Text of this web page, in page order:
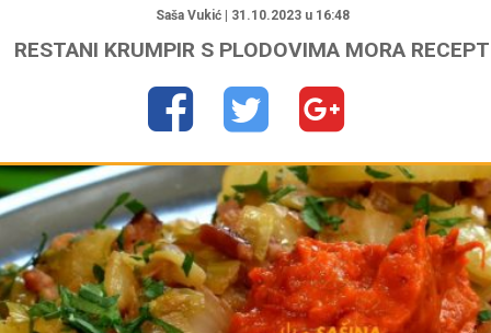
Saša Vukić | 31.10.2023 u 16:48
RESTANI KRUMPIR S PLODOVIMA MORA RECEPT